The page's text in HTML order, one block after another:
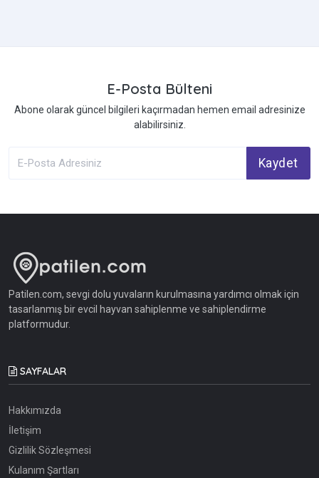
E-Posta Bülteni
Abone olarak güncel bilgileri kaçırmadan hemen email adresinize
alabilirsiniz.
Kaydet
Patilen.com, sevgi dolu yuvaların kurulmasına yardımcı olmak için
tasarlanmış bir evcil hayvan sahiplenme ve sahiplendirme
platformudur.
SAYFALAR
Hakkımızda
İletişim
Gizlilik Sözleşmesi
Kulanım Şartları